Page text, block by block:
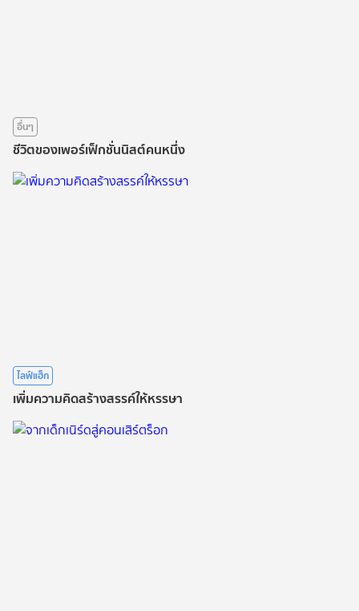
อื่นๆ
ชีวิตของเพอร์เฟ็กชั่นนิสต์คนหนึ่ง
ไลฟ์แฮ็ก
เพิ่มความคิดสร้างสรรค์ให้หรรษา